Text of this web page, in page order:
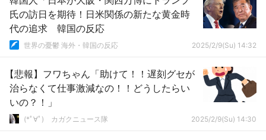
氏の訪日を期待！日米関係の新たな黄金時
代の追求 韓国の反応
世界の憂鬱 海外・韓国の反応 2025/2/9(Su) 14:32
【悲報】フワちゃん「助けて！！遅刻グセが
治らなくて仕事激減なの！！どうしたらい
いの？！」
(*ﾟ∀ﾟ)ゞカガクニュース隊 2025/2/9(Su) 14:30